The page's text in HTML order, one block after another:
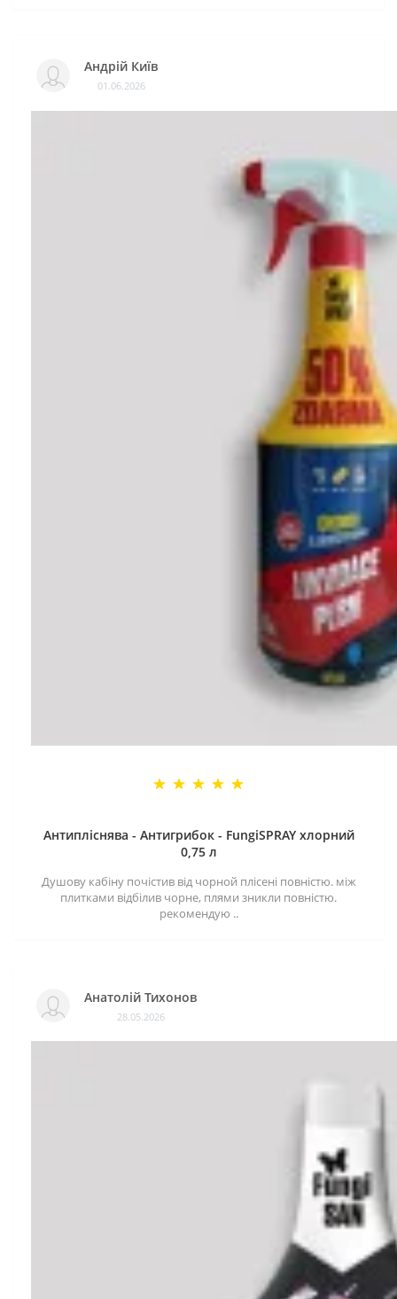
Андрій Київ
01.06.2026
Антипліснява - Антигрибок - FungiSPRAY хлорний
0,75 л
Душову кабіну почістив від чорной плісені повністю. між
плитками відбілив чорне, плями зникли повністю.
рекомендую ..
Анатолій Тихонов
28.05.2026